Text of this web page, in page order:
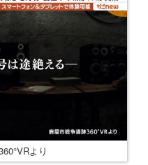
より